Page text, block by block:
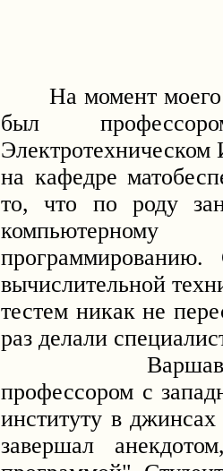
На момент моего
был
на кафедре
то, что по роду
вычислительной
тестем никак не
раз делали
Варшавский
профессором с
институту в
завершал